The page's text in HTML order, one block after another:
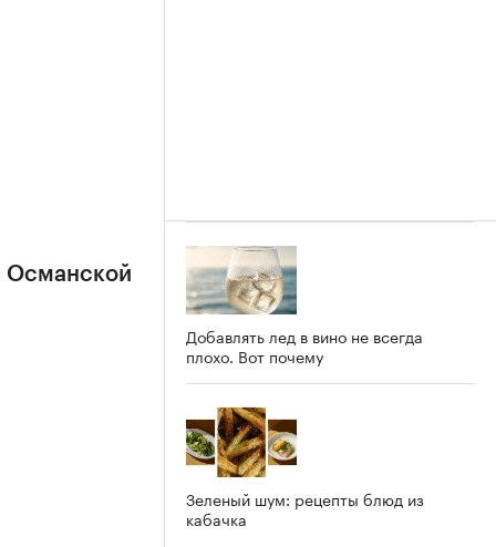
Османской
Добавлять лед в вино не всегда
плохо. Вот почему
Зеленый шум: рецепты блюд из
кабачка